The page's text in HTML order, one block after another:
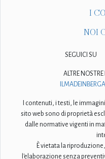
I
NOI
SEGUICI SU
ALTRE
I contenuti, i testi, le
sito web sono di proprietà
dalle normative vigenti in
È vietata la
l'elaborazione senza